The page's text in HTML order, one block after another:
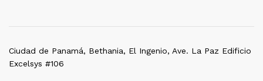
Ciudad de Panamá, Bethania, El Ingenio, Ave. La Paz Edificio
Excelsys #106